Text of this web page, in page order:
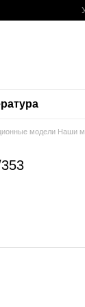
модели Наши